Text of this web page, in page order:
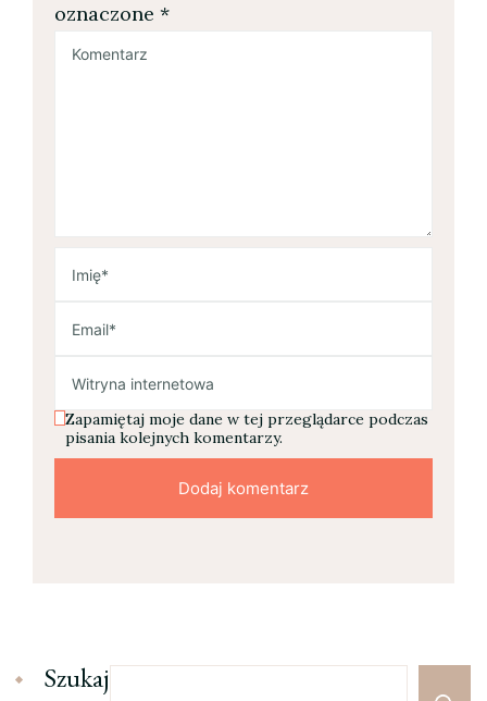
oznaczone *
Zapamiętaj moje dane w tej przeglądarce podczas
pisania kolejnych komentarzy.
Szukaj